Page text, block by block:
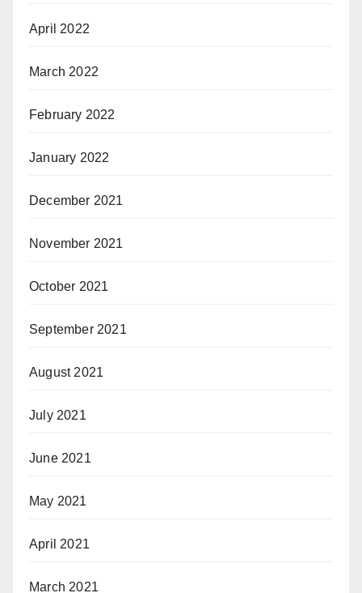
April 2022
March 2022
February 2022
January 2022
December 2021
November 2021
October 2021
September 2021
August 2021
July 2021
June 2021
May 2021
April 2021
March 2021